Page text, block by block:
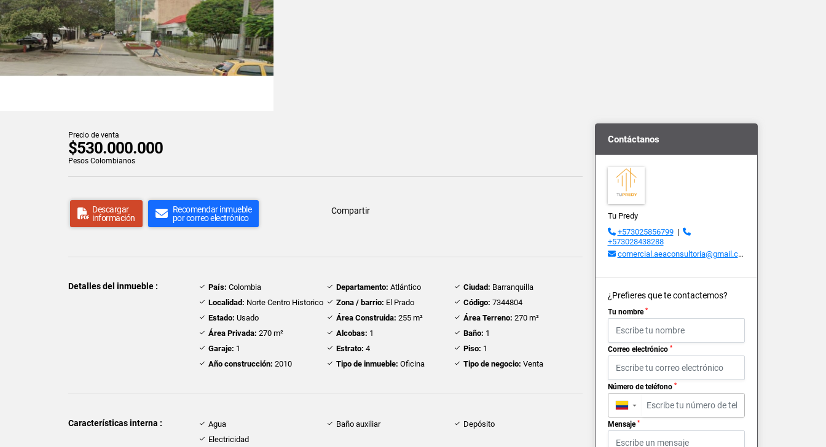
Precio de venta
$530.000.000
Pesos Colombianos
Descargar
información
Recomendar inmueble
por correo electrónico
Compartir
Detalles del inmueble : País: Colombia Departamento: Atlántico Ciudad: Barranquilla
Localidad: Norte Centro Historico Zona / barrio: El Prado Código: 7344804
Estado: Usado Área Construida: 255 m² Área Terreno: 270 m²
Área Privada: 270 m² Alcobas: 1 Baño: 1
Garaje: 1 Estrato: 4 Piso: 1
Año construcción: 2010 Tipo de inmueble: Oficina Tipo de negocio: Venta
Características interna : Agua Baño auxiliar
Depósito
Electricidad
Contáctanos
Tu Predy
+573025856799|
+573028438288
comercial.aeaconsultoria@gmail.com
¿Prefieres que te contactemos?
Tu nombre *
Correo electrónico *
Número de teléfono *
▼
Mensaje *